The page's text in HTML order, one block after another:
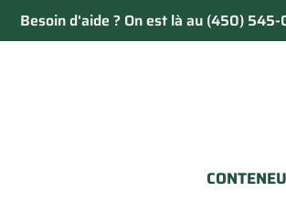
Besoin d'aide ? On est là au (450)